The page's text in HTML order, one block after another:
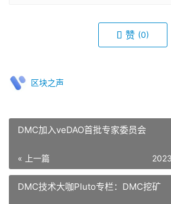
赞 (0)
区块之声
DMC加入veDAO首批专家委员会
« 上一篇
DMC技术大咖Pluto专栏：DMC挖矿